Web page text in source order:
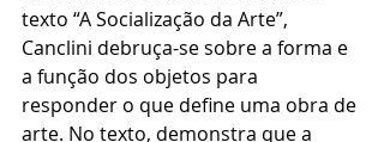
texto “A Socialização da Arte”,
Canclini debruça-se sobre a forma e
a função dos objetos para
responder o que define uma obra de
arte. No texto, demonstra que a